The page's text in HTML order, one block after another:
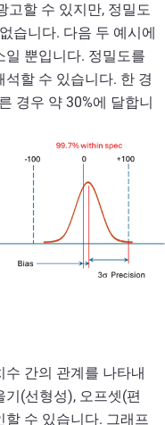
고할 수 있지만, 정밀도
습니다. 다음 두 예시에
뿐입니다. 정밀도를
할 수 있습니다. 한 경
경우 약 30%에 달합니
간의 관계를 나타내
(선형성), 오프셋(편
수 있습니다. 그래프